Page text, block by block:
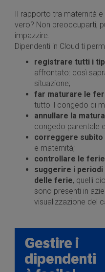
Il rapporto tra maternità
vero? Non preoccuparti,
impazzire.
Dipendenti in Cloud ti
registrare tutti i
affrontato: così
situazione;
far maturare le
tutto il congedo di
annullare la
congedo parentale
correggere subito
e maternità;
controllare le
suggerire i
delle ferie, quelli
sono presenti in
visualizzazione del